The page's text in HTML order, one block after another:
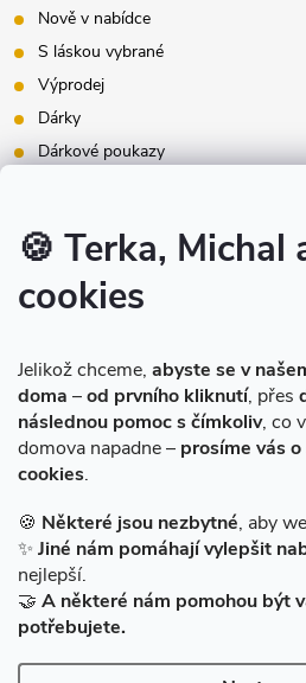
🍪 Terka, Michal
cookies
Jelikož chceme, abyste se v
doma –od prvního kliknutí, přes
následnou pomoc s čímkoliv, co
domova napadne – prosíme vás
cookies.
🍪 Některé jsou nezbytné, aby
✨ Jiné nám pomáhají vylepšit
nejlepší.
🤝 A některé nám pomohou být
potřebujete.
Nově v nabídce
S láskou vybrané
Výprodej
Dárky
Dárkové poukazy
Instagram
Facebook